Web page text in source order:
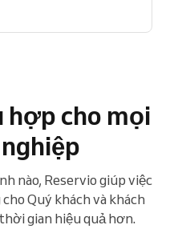
hợp cho mọi
nào, Reservio giúp việc
Quý khách và khách
gian hiệu quả hơn.